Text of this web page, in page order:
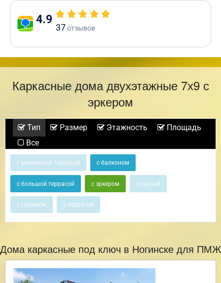
4.9
37отзывов
Каркасные дома двухэтажные 7х9 с
эркером
Тип Размер Этажность
Площадь
Все
с маленькой террасой с балконом
с большой террасой с эркером с сауной
с гаражом с террасой
Дома каркасные под ключ в Ногинске для ПМЖ